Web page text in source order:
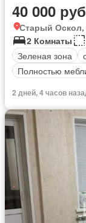
40 000
Старый Оскол,
2 Комнаты
Зеленая зона
Полностью
2 дней, 4 часов